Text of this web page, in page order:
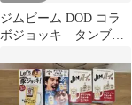
ジムビーム DOD コラ
ボジョッキ タンブラ